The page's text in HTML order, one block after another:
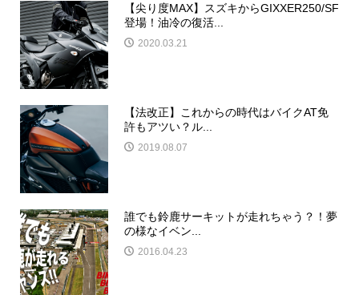
【尖り度MAX】スズキからGIXXER250/SF
登場！油冷の復活...
2020.03.21
【法改正】これからの時代はバイクAT免
許もアツい？ル...
2019.08.07
誰でも鈴鹿サーキットが走れちゃう？！夢
の様なイベン...
2016.04.23